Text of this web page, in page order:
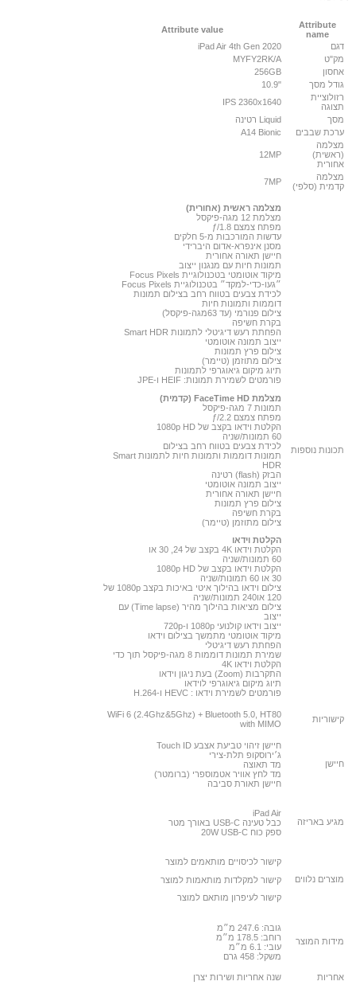
Attribute
name
Attribute value
דגם
iPad Air 4th Gen 2020
מק"ט
MYFY2RK/A
אחסון
256GB
גודל מסך
"10.9
רזולוציית
תצוגה
IPS 2360x1640
מסך
Liquid רטינה
ערכת שבבים
A14 Bionic
מצלמה
(ראשית)
אחורית
12MP
מצלמה
קדמית (סלפי)
7MP
תכונות נוספות
מצלמה ראשית (אחורית)
מצלמת 12 מגה-פיקסל
מפתח צמצם ƒ/1.8
עדשות המורכבות מ-5 חלקים
מסנן אינפרא-אדום היברידי
חיישן תאורה אחורית
תמונות חיות עם מנגנון ייצוב
מיקוד אוטומטי בטכנולוגיית Focus Pixels
״געו-כדי-למקד״ בטכנולוגיית Focus Pixels
לכידת צבעים בטווח רחב בצילום תמונות
דוממות ותמונות חיות
צילום פנורמי (עד 63מגה-פיקסל)
בקרת חשיפה
הפחתת רעש דיגיטלי לתמונות Smart HDR
ייצוב תמונה אוטומטי
צילום פרץ תמונות
צילום מתוזמן (טיימר)
תיוג מיקום גיאוגרפי לתמונות
פורמטים לשמירת תמונות: HEIF ו-JPE
מצלמת FaceTime HD (קדמית)
תמונות 7 מגה-פיקסל
מפתח צמצם ƒ/2.2
הקלטת וידאו בקצב של 1080p HD
60 תמונות/שניה
לכידת צבעים בטווח רחב בצילום
תמונות דוממות ותמונות חיות לתמונות Smart
HDR
הבזק (flash) רטינה
ייצוב תמונה אוטומטי
חיישן תאורה אחורית
צילום פרץ תמונות
בקרת חשיפה
צילום מתוזמן (טיימר)
הקלטת וידאו
הקלטת וידאו 4K בקצב של 24, 30 או
60 תמונות/שניה
הקלטת וידאו בקצב של 1080p HD
30 או 60 תמונות/שניה
צילום וידאו בהילוך איטי באיכות בקצב 1080p של
120 או240 תמונות/שניה
צילום מציאות בהילוך מהיר (Time lapse) עם
ייצוב
ייצוב וידאו קולנועי 1080p ו-720p
מיקוד אוטומטי מתמשך בצילום וידאו
הפחתת רעש דיגיטלי
שמירת תמונות דוממות 8 מגה-פיקסל תוך כדי
הקלטת וידאו 4K
התקרבות (Zoom) בעת ניגון וידאו
תיוג מיקום גיאוגרפי לוידאו
פורמטים לשמירת וידאו : HEVC ו-H.264
קישוריות
WiFi 6 (2.4Ghz&5Ghz) + Bluetooth 5.0, HT80
with MIMO
חיישן
חיישן זיהוי טביעת אצבע Touch ID
ג׳ירוסקופ תלת-צירי
מד תאוצה
מד לחץ אוויר אטמוספרי (ברומטר)
חיישן תאורת סביבה
מגיע באריזה
iPad Air
כבל טעינה USB-C באורך מטר
ספק כוח
מוצרים נלווים
קישור לכיסויים מותאמים למוצר
קישור למקלדות מותאמות למוצר
קישור לעיפרון מותאם למוצר
מידות המוצר
גובה: 247.6 מ״מ
רוחב: 178.5 מ״מ
עובי: 6.1 מ״מ
משקל: 458 גרם
אחריות שנה אחריות ושירות יצרן